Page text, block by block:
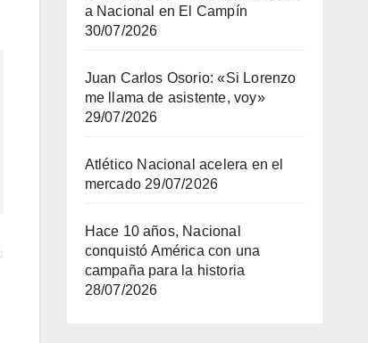
a Nacional en El Campín
30/07/2026
Juan Carlos Osorio: «Si Lorenzo
me llama de asistente, voy»
29/07/2026
Atlético Nacional acelera en el
mercado 29/07/2026
Hace 10 años, Nacional
conquistó América con una
campaña para la historia
28/07/2026